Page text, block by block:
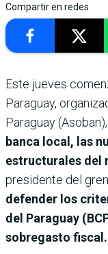
Compartir en redes
Este jueves
Paraguay,
Paraguay (Asoban),
banca local, las
estructurales del
presidente del
defender los
del Paraguay
sobregasto fiscal.